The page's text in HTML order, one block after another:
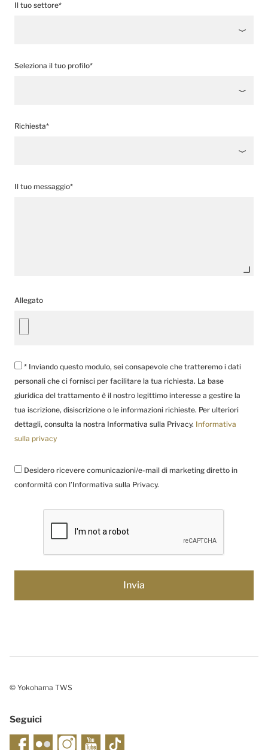
Il tuo settore*
Seleziona il tuo profilo*
Richiesta*
Il tuo messaggio*
Allegato
* Inviando questo modulo, sei consapevole che tratteremo i dati
personali che ci fornisci per facilitare la tua richiesta. La base
giuridica del trattamento è il nostro legittimo interesse a gestire la
tua iscrizione, disiscrizione o le informazioni richieste. Per ulteriori
dettagli, consulta la nostra Informativa sulla Privacy. Informativa
sulla privacy
Desidero ricevere comunicazioni/e-mail di marketing diretto in
conformità con l’Informativa sulla Privacy.
© Yokohama TWS
Seguici